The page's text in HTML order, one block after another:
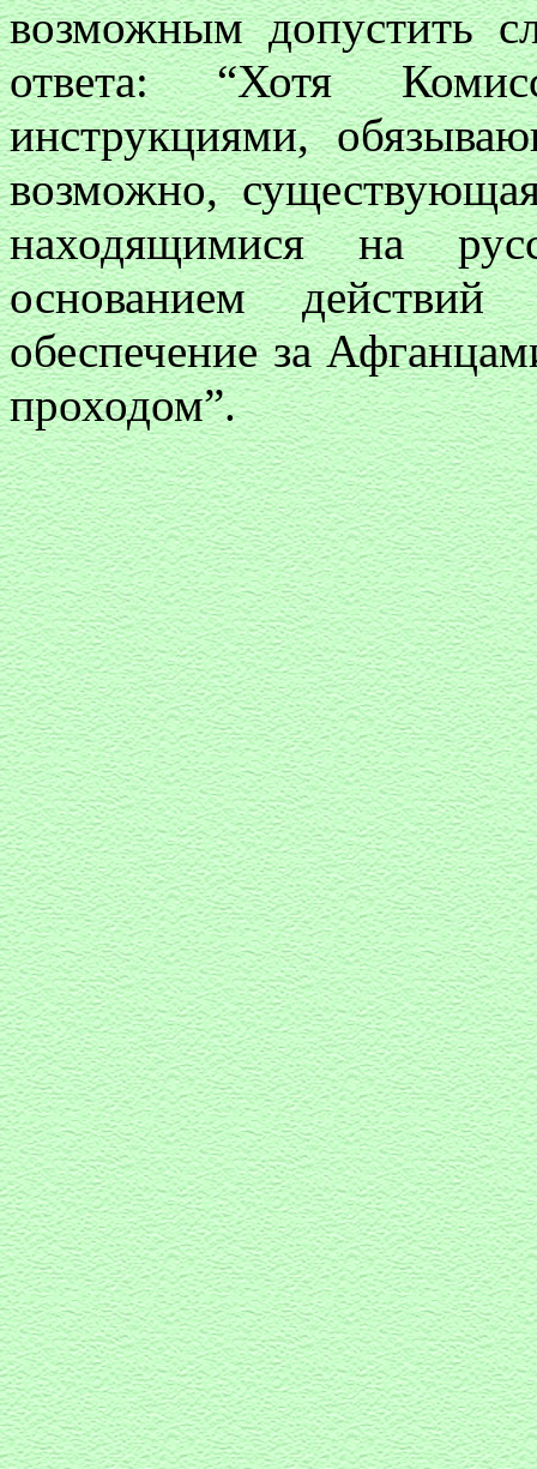
возможным допустить
ответа: “Хотя
инструкциями,
возможно,
находящимися на
основанием
обеспечение за
проходом”.